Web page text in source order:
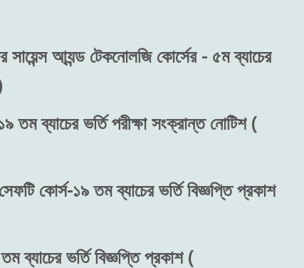
আ্যন্ড টেকনোলজি কোর্সের - ৫ম ব্যাচের
তম ব্যাচের ভর্তি পরীক্ষা সংক্রান্ত নোটিশ (
কোর্স-১৯ তম ব্যাচের ভর্তি বিজ্ঞপ্তি প্রকাশ
ব্যাচের ভর্তি বিজ্ঞপ্তি প্রকাশ (